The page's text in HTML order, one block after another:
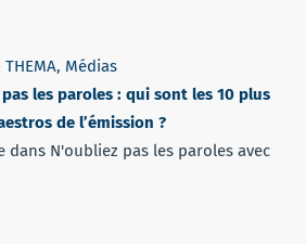
THEMA, Médias
pas les paroles : qui sont les 10 plus
de l’émission ?
dans N'oubliez pas les paroles avec